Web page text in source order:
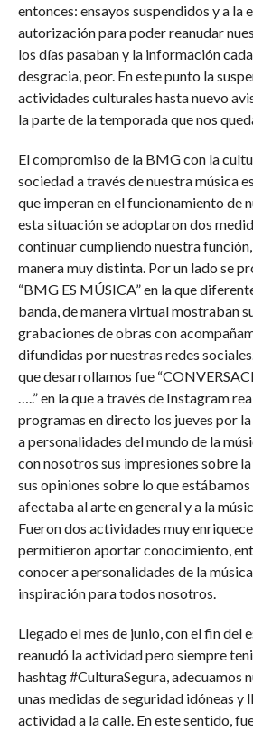
entonces: ensayos suspendidos y a la
autorización para poder reanudar
los días pasaban y la información
desgracia, peor. En este punto la
actividades culturales hasta nuevo
la parte de la temporada que nos
El compromiso de la BMG con la
sociedad a través de nuestra música
que imperan en el funcionamiento de
esta situación se adoptaron dos
continuar cumpliendo nuestra función,
manera muy distinta. Por un lado se
“BMG ES MÚSICA” en la que
banda, de manera virtual mostraban
grabaciones de obras con
difundidas por nuestras redes
que desarrollamos fue
…..” en la que a través de Instagram
programas en directo los jueves por
a personalidades del mundo de la
con nosotros sus impresiones sobre
sus opiniones sobre lo que
afectaba al arte en general y a la
Fueron dos actividades muy
permitieron aportar conocimiento,
conocer a personalidades de la
inspiración para todos nosotros.
Llegado el mes de junio, con el fin del
reanudó la actividad pero siempre
hashtag #CulturaSegura, adecuamos
unas medidas de seguridad idóneas y
actividad a la calle. En este sentido,